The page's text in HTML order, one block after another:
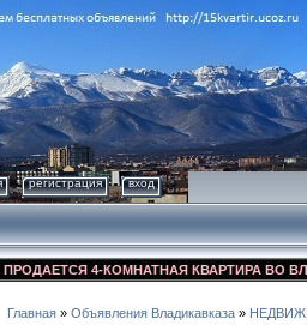
регистрация вход
4-КОМНАТНАЯ КВАРТИРА ВО
Главная » Объявления Владикавказа »